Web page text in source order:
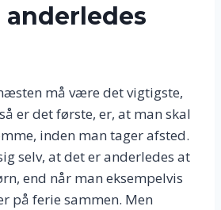
må være det vigtigste,
er det første, er, at man skal
inden man tager afsted.
selv, at det er anderledes at
end når man eksempelvis
på ferie sammen. Men